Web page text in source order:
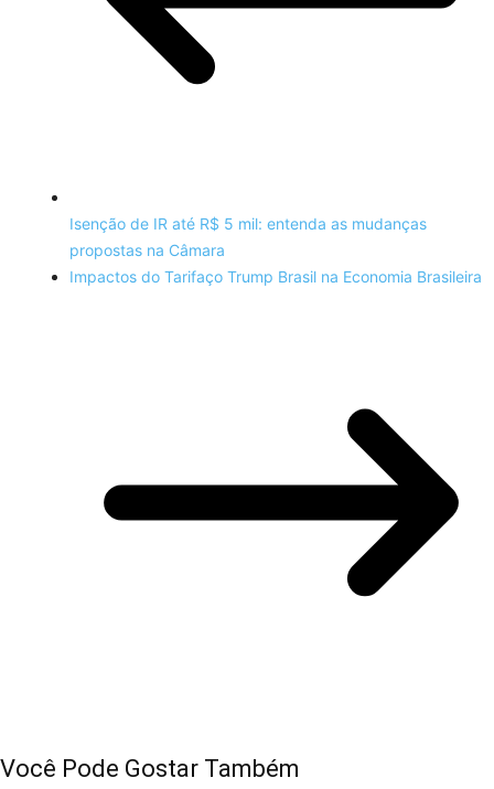
Isenção de IR até R$ 5 mil: entenda as mudanças
propostas na Câmara
Impactos do Tarifaço Trump Brasil na Economia Brasileira
Você Pode Gostar Também